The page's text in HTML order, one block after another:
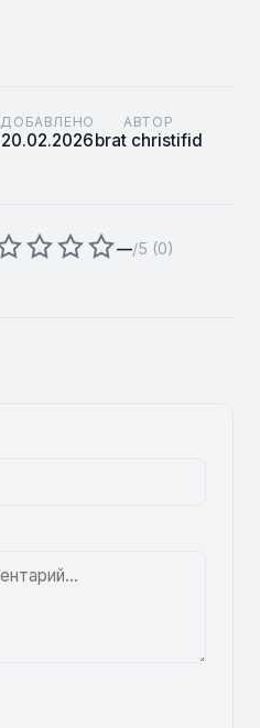
ДОБАВЛЕНО
20.02.2026
АВТОР
brat christifid
—/5 (0)